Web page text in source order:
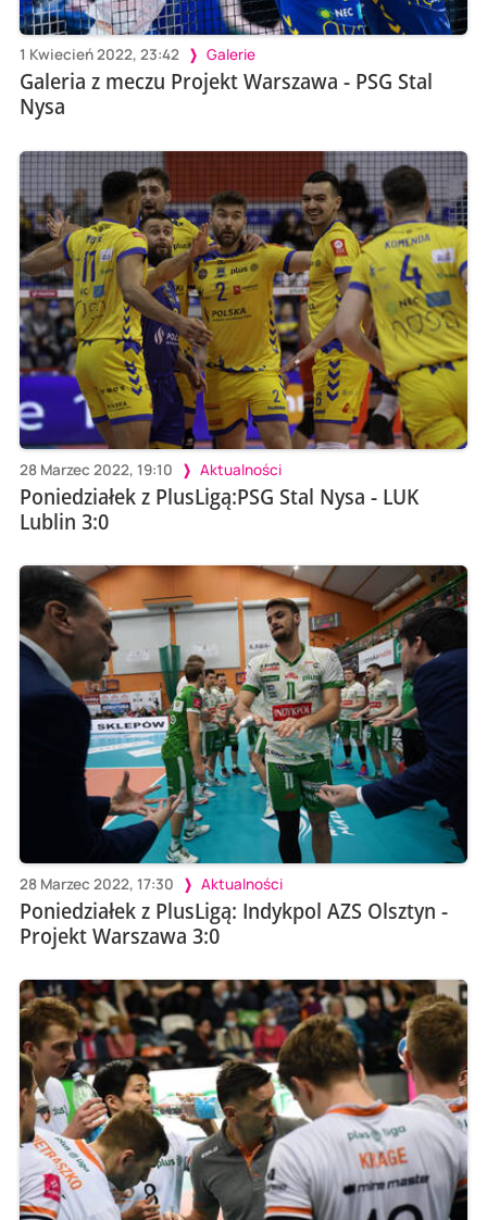
1 Kwiecień 2022, 23:42 Galerie
Galeria z meczu Projekt Warszawa - PSG Stal
Nysa
28 Marzec 2022, 19:10 Aktualności
Poniedziałek z PlusLigą:PSG Stal Nysa - LUK
Lublin 3:0
28 Marzec 2022, 17:30 Aktualności
Poniedziałek z PlusLigą: Indykpol AZS Olsztyn -
Projekt Warszawa 3:0